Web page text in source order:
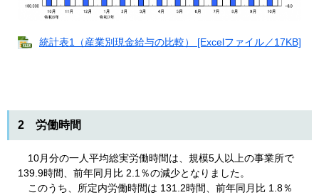
統計表1（産業別現金給与の比較） [Excelファイル／17KB]
2 労働時間
10月分の一人平均総実労働時間は、規模5人以上の事業所で
139.9時間、前年同月比 2.1％の減少となりました。
このうち、所定内労働時間は 131.2時間、前年同月比 1.8％